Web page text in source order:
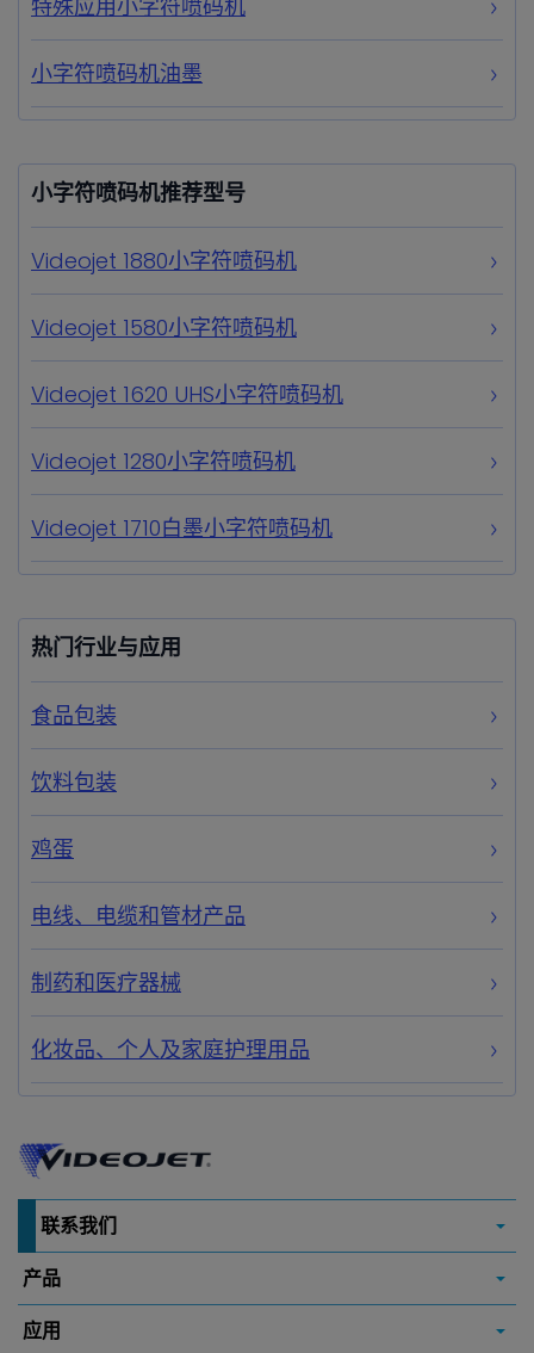
特殊应用小字符喷码机
小字符喷码机油墨
小字符喷码机推荐型号
Videojet 1880小字符喷码机
Videojet 1580小字符喷码机
Videojet 1620 UHS小字符喷码机
Videojet 1280小字符喷码机
Videojet 1710白墨小字符喷码机
热门行业与应用
食品包装
饮料包装
鸡蛋
电线、电缆和管材产品
制药和医疗器械
化妆品、个人及家庭护理用品
联系我们
产品
应用